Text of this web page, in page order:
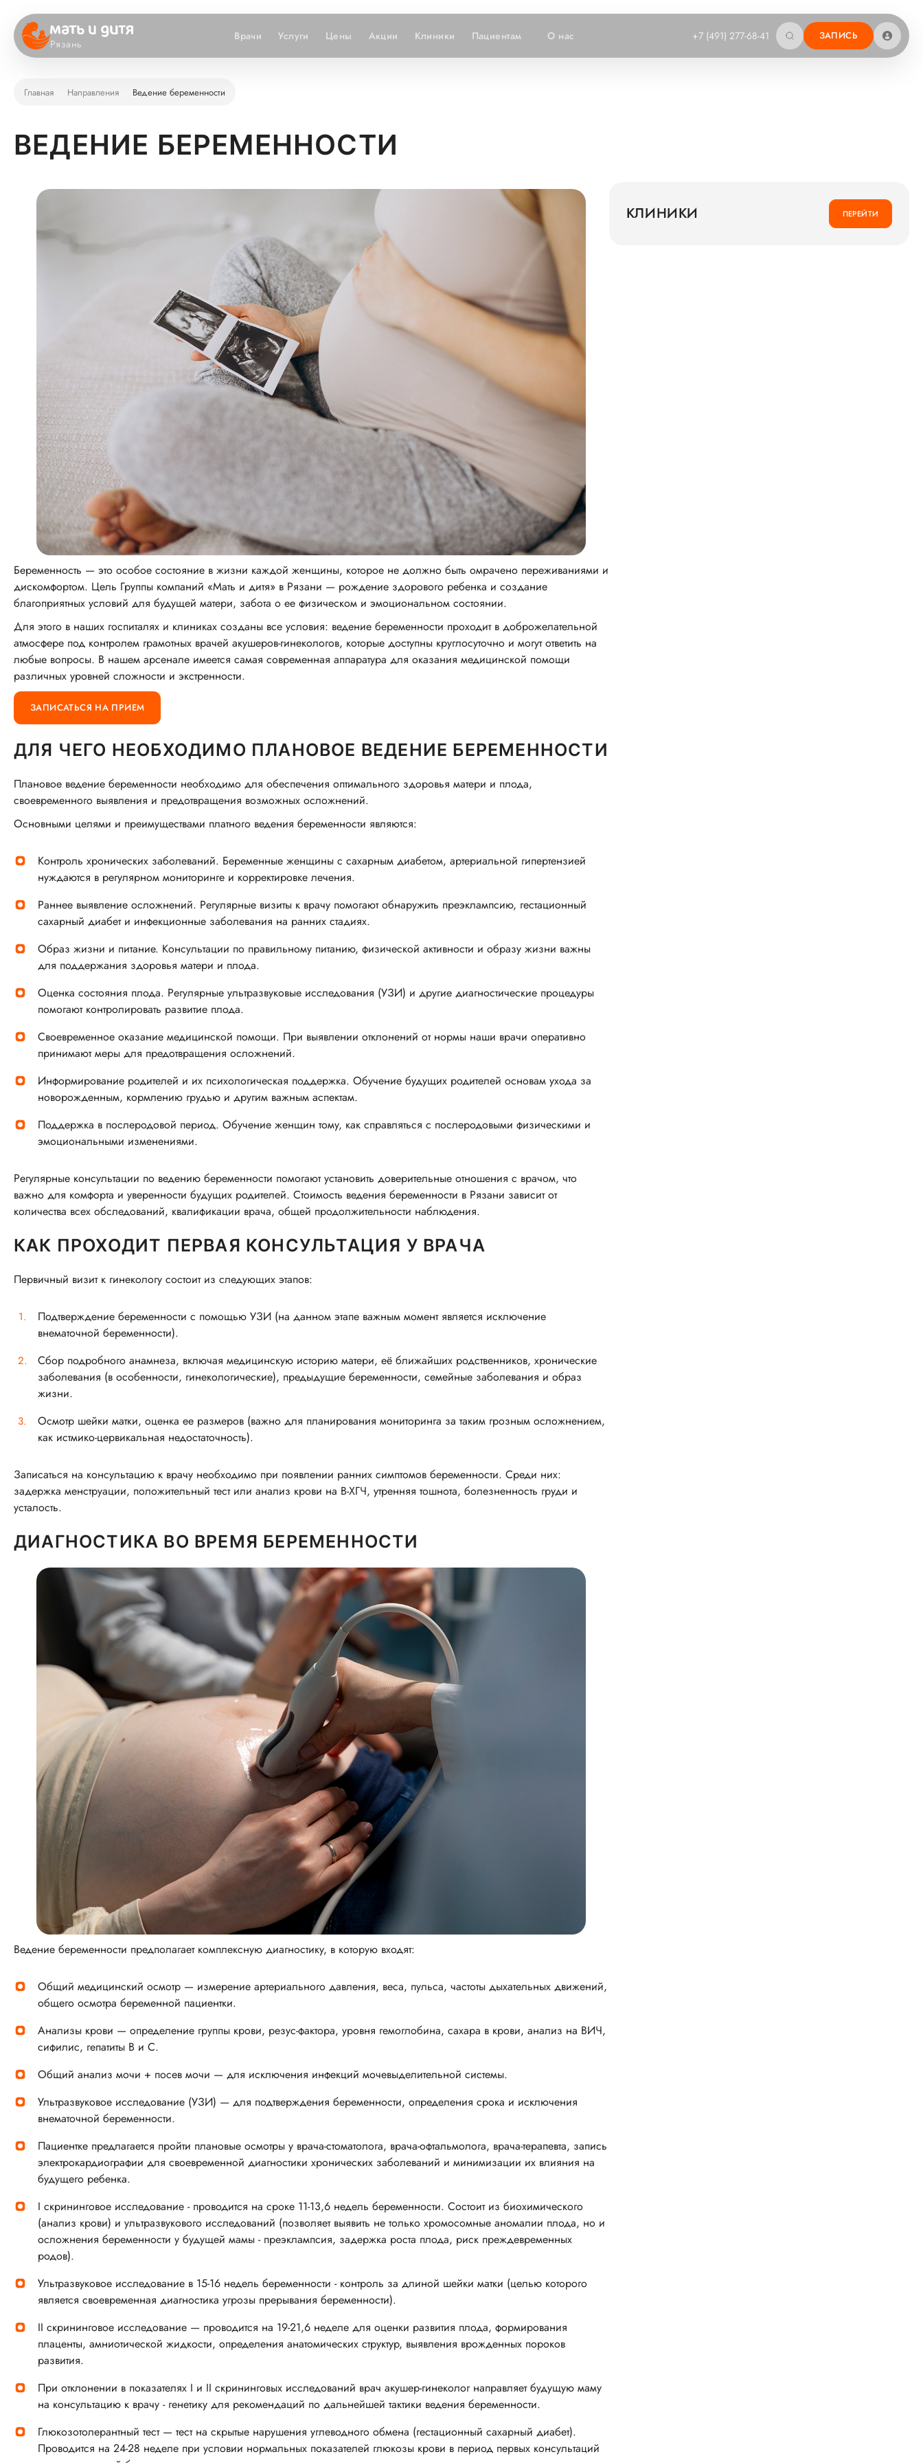
Рязань
Врачи Услуги Цены Акции Клиники Пациентам О нас +7 (491) 277-68-41 ЗАПИСЬ
Главная Направления Ведение беременности
ВЕДЕНИЕ БЕРЕМЕННОСТИ
Беременность — это особое состояние в жизни каждой женщины, которое не должно быть омрачено переживаниями и
дискомфортом. Цель Группы компаний «Мать и дитя» в Рязани — рождение здорового ребенка и создание
благоприятных условий для будущей матери, забота о ее физическом и эмоциональном состоянии.
Для этого в наших госпиталях и клиниках созданы все условия: ведение беременности проходит в доброжелательной
атмосфере под контролем грамотных врачей акушеров-гинекологов, которые доступны круглосуточно и могут ответить на
любые вопросы. В нашем арсенале имеется самая современная аппаратура для оказания медицинской помощи
различных уровней сложности и экстренности.
ЗАПИСАТЬСЯ НА ПРИЕМ
ДЛЯ ЧЕГО НЕОБХОДИМО ПЛАНОВОЕ ВЕДЕНИЕ БЕРЕМЕННОСТИ
Плановое ведение беременности необходимо для обеспечения оптимального здоровья матери и плода,
своевременного выявления и предотвращения возможных осложнений.
Основными целями и преимуществами платного ведения беременности являются:
Контроль хронических заболеваний. Беременные женщины с сахарным диабетом, артериальной гипертензией
нуждаются в регулярном мониторинге и корректировке лечения.
Раннее выявление осложнений. Регулярные визиты к врачу помогают обнаружить преэклампсию, гестационный
сахарный диабет и инфекционные заболевания на ранних стадиях.
Образ жизни и питание. Консультации по правильному питанию, физической активности и образу жизни важны
для поддержания здоровья матери и плода.
Оценка состояния плода. Регулярные ультразвуковые исследования (УЗИ) и другие диагностические процедуры
помогают контролировать развитие плода.
Своевременное оказание медицинской помощи. При выявлении отклонений от нормы наши врачи оперативно
принимают меры для предотвращения осложнений.
Информирование родителей и их психологическая поддержка. Обучение будущих родителей основам ухода за
новорожденным, кормлению грудью и другим важным аспектам.
Поддержка в послеродовой период. Обучение женщин тому, как справляться с послеродовыми физическими и
эмоциональными изменениями.
Регулярные консультации по ведению беременности помогают установить доверительные отношения с врачом, что
важно для комфорта и уверенности будущих родителей. Стоимость ведения беременности в Рязани зависит от
количества всех обследований, квалификации врача, общей продолжительности наблюдения.
КАК ПРОХОДИТ ПЕРВАЯ КОНСУЛЬТАЦИЯ У ВРАЧА
Первичный визит к гинекологу состоит из следующих этапов:
Подтверждение беременности с помощью УЗИ (на данном этапе важным момент является исключение
внематочной беременности).
Сбор подробного анамнеза, включая медицинскую историю матери, её ближайших родственников, хронические
заболевания (в особенности, гинекологические), предыдущие беременности, семейные заболевания и образ
жизни.
Осмотр шейки матки, оценка ее размеров (важно для планирования мониторинга за таким грозным осложнением,
как истмико-цервикальная недостаточность).
Записаться на консультацию к врачу необходимо при появлении ранних симптомов беременности. Среди них:
задержка менструации, положительный тест или анализ крови на B-ХГЧ, утренняя тошнота, болезненность груди и
усталость.
ДИАГНОСТИКА ВО ВРЕМЯ БЕРЕМЕННОСТИ
Ведение беременности предполагает комплексную диагностику, в которую входят:
Общий медицинский осмотр — измерение артериального давления, веса, пульса, частоты дыхательных движений,
общего осмотра беременной пациентки.
Анализы крови — определение группы крови, резус-фактора, уровня гемоглобина, сахара в крови, анализ на ВИЧ,
сифилис, гепатиты В и С.
Общий анализ мочи + посев мочи — для исключения инфекций мочевыделительной системы.
Ультразвуковое исследование (УЗИ) — для подтверждения беременности, определения срока и исключения
внематочной беременности.
Пациентке предлагается пройти плановые осмотры у врача-стоматолога, врача-офтальмолога, врача-терапевта, запись
электрокардиографии для своевременной диагностики хронических заболеваний и минимизации их влияния на
будущего ребенка.
I скрининговое исследование - проводится на сроке 11-13,6 недель беременности. Состоит из биохимического
(анализ крови) и ультразвукового исследований (позволяет выявить не только хромосомные аномалии плода, но и
осложнения беременности у будущей мамы - преэклампсия, задержка роста плода, риск преждевременных
родов).
Ультразвуковое исследование в 15-16 недель беременности - контроль за длиной шейки матки (целью которого
является своевременная диагностика угрозы прерывания беременности).
II скрининговое исследование — проводится на 19-21,6 неделе для оценки развития плода, формирования
плаценты, амниотической жидкости, определения анатомических структур, выявления врожденных пороков
развития.
При отклонении в показателях I и II скрининговых исследований врач акушер-гинеколог направляет будущую маму
на консультацию к врачу - генетику для рекомендаций по дальнейшей тактики ведения беременности.
Глюкозотолерантный тест — тест на скрытые нарушения углеводного обмена (гестационный сахарный диабет).
Проводится на 24-28 неделе при условии нормальных показателей глюкозы крови в период первых консультаций
КЛИНИКИ ПЕРЕЙТИ